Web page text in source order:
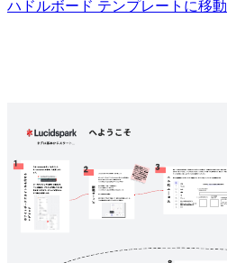
ハドルボード テンプレートに移動